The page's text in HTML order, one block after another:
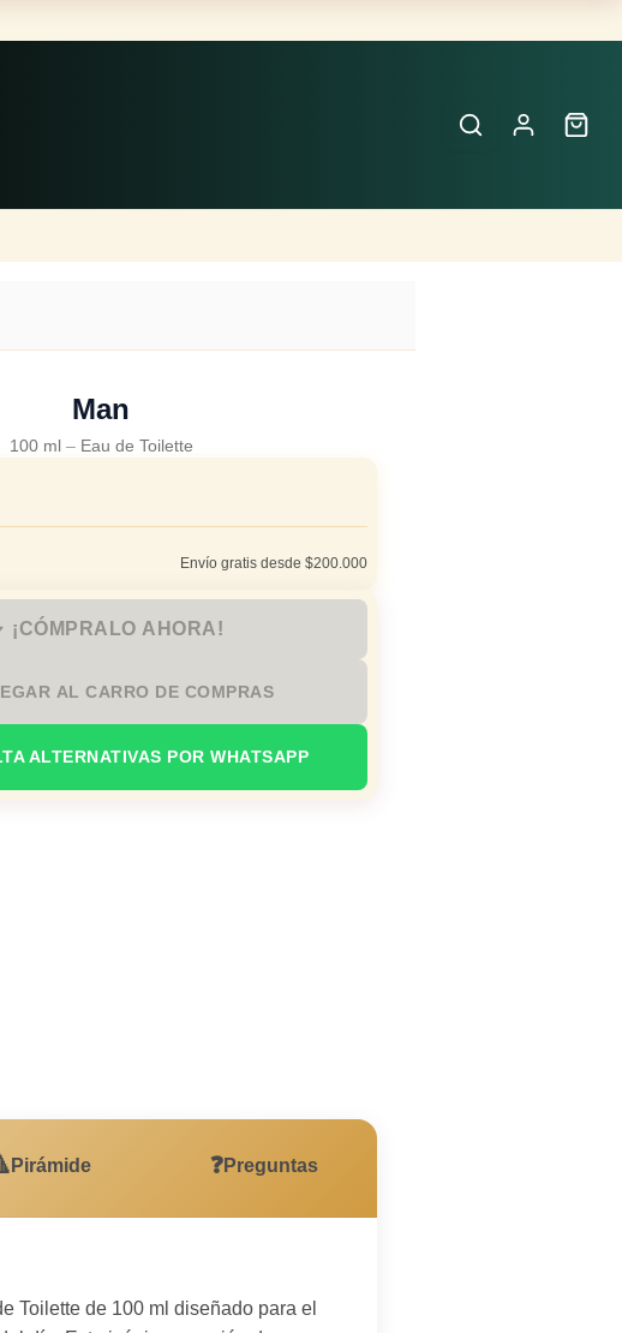
Man
100 ml – Eau de Toilette
Envío gratis desde $200.000
¡CÓMPRALO AHORA!
AL CARRO DE COMPRAS
ALTERNATIVAS POR WHATSAPP
Pirámide ❓Preguntas
Toilette de 100 ml diseñado para el